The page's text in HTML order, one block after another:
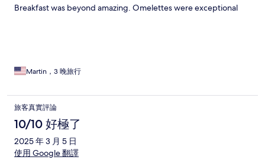
Breakfast was beyond amazing. Omelettes were exceptional
Martin，3 晚旅行
旅客真實評論
10/10 好極了
2025 年 3 月 5 日
使用 Google 翻譯